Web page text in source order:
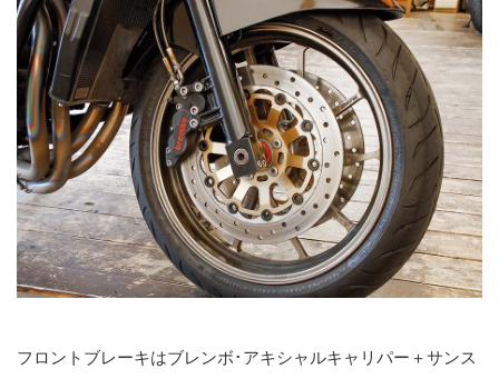
フロントブレーキはブレンボ･アキシャルキャリパー＋サンス